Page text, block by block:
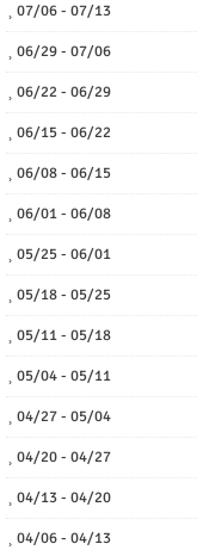
07/06 - 07/13
06/29 - 07/06
06/22 - 06/29
06/15 - 06/22
06/08 - 06/15
06/01 - 06/08
05/25 - 06/01
05/18 - 05/25
05/11 - 05/18
05/04 - 05/11
04/27 - 05/04
04/20 - 04/27
04/13 - 04/20
04/06 - 04/13